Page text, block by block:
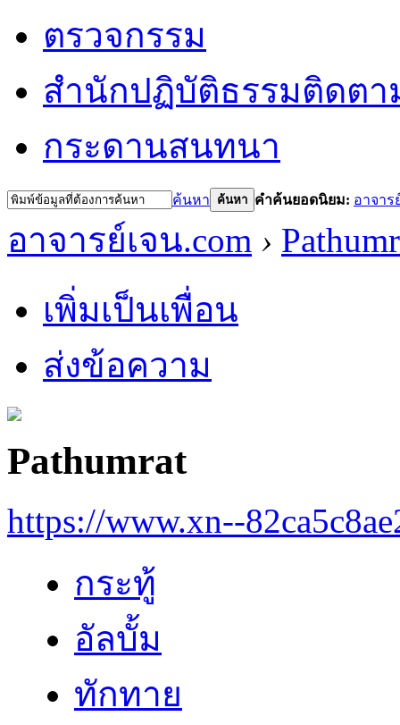
ตรวจกรรม
สำนักปฏิบัติธรรมติดต
กระดานสนทนา
ค้นหา ค้นหา คำค้นยอดนิยม: อาจาร
อาจารย์เจน.com ›
เพิ่มเป็นเพื่อน
ส่งข้อความ
Pathumrat
https://www.xn--
กระทู้
อัลบั้ม
ทักทาย